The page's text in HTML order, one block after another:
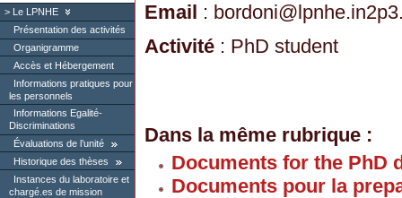
Le LPNHE
Présentation des activités
Organigramme
Accès et Hébergement
Informations pratiques pour
les personnels
Informations Egalité-
Discriminations
Évaluations de l’unité
Historique des thèses
Instances du laboratoire et
chargé.es de mission
Email : bordoni@
Activité : PhD student
Dans la même rubrique :
Documents for the PhD
Documents pour la